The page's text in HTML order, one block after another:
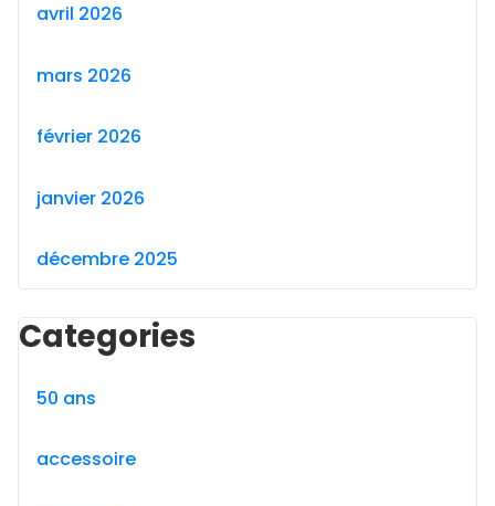
avril 2026
mars 2026
février 2026
janvier 2026
décembre 2025
Categories
50 ans
accessoire